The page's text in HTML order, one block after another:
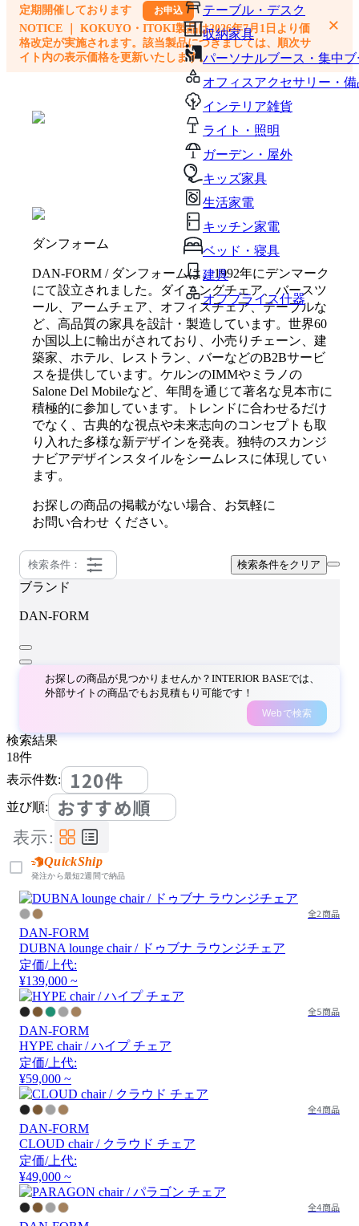
テーブル・デスク
収納家具
パーソナルブース・集中
オフィスアクセサリー・備
インテリア雑貨
ライト・照明
ガーデン・屋外
キッズ家具
生活家電
キッチン家電
ベッド・寝具
建具
オフプライス什器
定期開催しております
お申込
NOTICE ｜ KOKUYO・ITOKI製品は2026年7月1日より価
格改定が実施されます。該当製品につきましては、順次サ
イト内の表示価格を更新いたします。
×
ダンフォーム
DAN-FORM / ダンフォームは、1992年にデンマーク
にて設立されました。ダイニングチェア、バースツ
ール、アームチェア、オフィスチェア、テーブルな
ど、高品質の家具を設計・製造しています。世界60
か国以上に輸出がされており、小売りチェーン、建
築家、ホテル、レストラン、バーなどのB2Bサービ
スを提供しています。ケルンのIMMやミラノの
Salone Del Mobileなど、年間を通じて著名な見本市に
積極的に参加しています。トレンドに合わせるだけ
でなく、古典的な視点や未来志向のコンセプトも取
り入れた多様な新デザインを発表。独特のスカンジ
ナビアデザインスタイルをシームレスに体現してい
ます。
お探しの商品の掲載がない場合、お気軽に
お問い合わせ ください。
検索条件： 検索条件をクリア
ブランド
DAN-FORM
お探しの商品が見つかりませんか？INTERIOR BASEでは、
外部サイトの商品でもお見積もり可能です！
Webで検索
検索結果
18件
表示件数:
120件
並び順: おすすめ順
表示:
QuickShip
発注から最短2週間で納品
全2商品
DAN-FORM
DUBNA lounge chair / ドゥブナ ラウンジチェア
定価/上代:
¥139,000 ~
全5商品
DAN-FORM
HYPE chair / ハイプ チェア
定価/上代:
¥59,000 ~
全4商品
DAN-FORM
CLOUD chair / クラウド チェア
定価/上代:
¥49,000 ~
全4商品